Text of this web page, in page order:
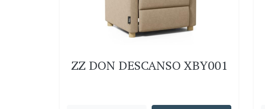
ZZ DON DESCANSO XBY001